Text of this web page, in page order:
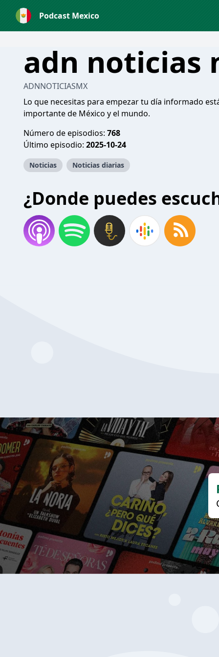
Podcast Mexico
adn noticias
ADNNOTICIASMX
Lo que necesitas para empezar tu día informado
importante de México y el mundo.
Número de episodios: 768
Último episodio: 2025-10-24
Noticias Noticias diarias
¿Donde puedes